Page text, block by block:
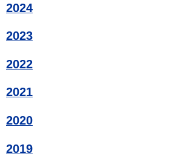
2024
2023
2022
2021
2020
2019